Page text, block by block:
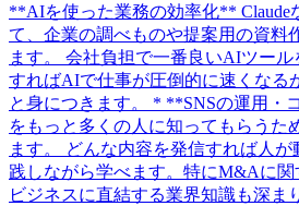
**AIを使った業務の効率化** Claude
て、企業の調べものや提案用の資料
ます。 会社負担で一番良いAIツール
すればAIで仕事が圧倒的に速くなる
と身につきます。 * **SNSの運用・
をもっと多くの人に知ってもらうた
ます。 どんな内容を発信すれば人
践しながら学べます。特にM&Aに関
ビジネスに直結する業界知識も深